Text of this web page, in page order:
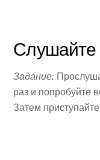
Слушайте
Задание:
раз и попробуйте
Затем